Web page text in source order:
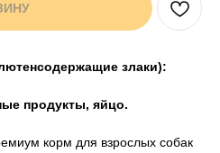
злаки):
продукты, яйцо.
корм для взрослых собак